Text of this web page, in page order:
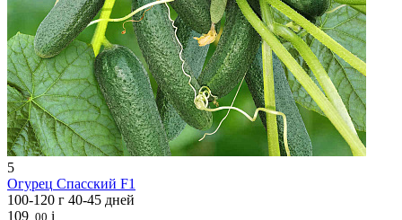
5
Огурец Спасский F1
100-120 г 40-45 дней
109 .00 i